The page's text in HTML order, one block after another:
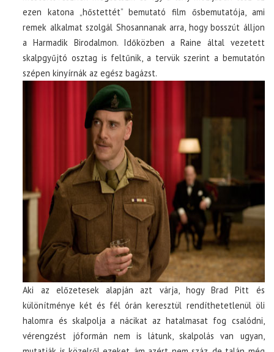
ezen katona „hőstettét” bemutató film ősbemutatója, ami
remek alkalmat szolgál Shosannanak arra, hogy bosszút álljon
a Harmadik Birodalmon. Időközben a Raine által vezetett
skalpgyűjtó osztag is feltűnik, a tervük szerint a bemutatón
szépen kinyírnák az egész bagázst.
Aki az előzetesek alapján azt várja, hogy Brad Pitt és
különítménye két és fél órán keresztül rendíthetetlenül öli
halomra és skalpolja a nácikat az hatalmasat fog csalódni,
vérengzést jóformán nem is látunk, skalpolás van ugyan,